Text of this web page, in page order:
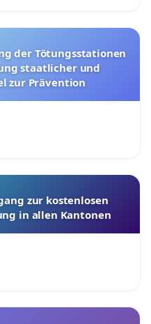
staatlicher und
zur Prävention
zur kostenlosen
in allen Kantonen